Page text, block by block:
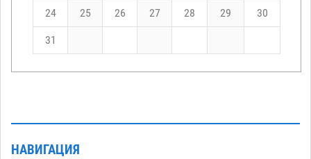
24 25 26 27 28 29 30
31
НАВИГАЦИЯ